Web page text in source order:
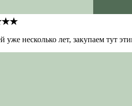
уже несколько лет, закупаем тут